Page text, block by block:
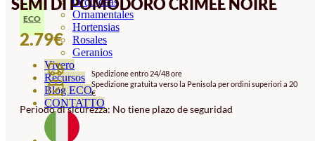
Ornamentales
Hortensias
Rosales
Geranios
Vivero
Recursos
Blog ECO
CONTATTO
ECO
2.79€
Spedizione entro 24/48 ore
Spedizione gratuita verso la Penisola per ordini superiori a 20
€
Periodo di sicurezza: No tiene plazo de seguridad